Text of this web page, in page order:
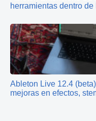
herramientas dentro
Ableton Live 12.4
mejoras en efectos,